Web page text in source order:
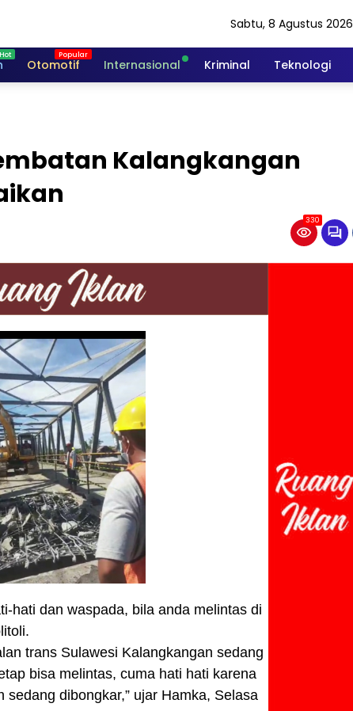
Sabtu, 8 Agustus 2026
Otomotif Internasional Kriminal Teknologi
Kalangkangan
330
hati dan waspada, bila anda melintas di
trans Sulawesi Kalangkangan sedang
bisa melintas, cuma hati hati karena
sedang dibongkar,” ujar Hamka, Selasa